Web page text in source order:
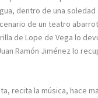
dentro de una
de un teatro
de Lope de Vega lo
Ramón Jiménez lo
recita la música, hace